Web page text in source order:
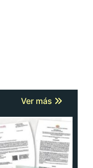
Ver más